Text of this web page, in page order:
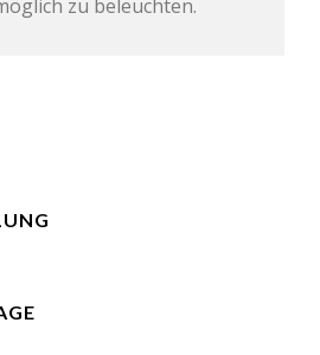
zu beleuchten.